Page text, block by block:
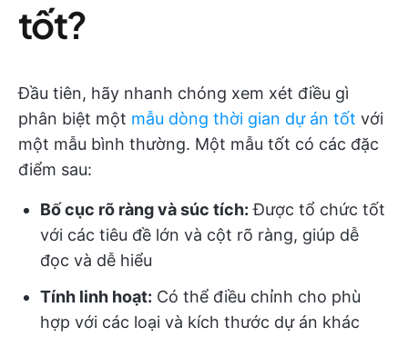
tốt?
Đầu tiên, hãy nhanh chóng xem xét điều gì
phân biệt một mẫu dòng thời gian dự án tốt với
một mẫu bình thường. Một mẫu tốt có các đặc
điểm sau:
Bố cục rõ ràng và súc tích: Được tổ chức tốt
với các tiêu đề lớn và cột rõ ràng, giúp dễ
đọc và dễ hiểu
Tính linh hoạt: Có thể điều chỉnh cho phù
hợp với các loại và kích thước dự án khác